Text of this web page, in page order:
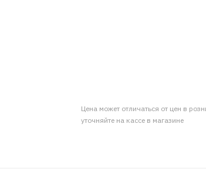
Цена может отличаться от цен в
уточняйте на кассе в магазине